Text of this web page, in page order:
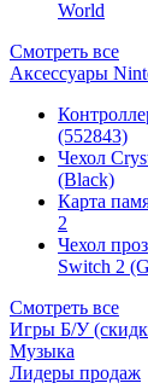
World
Смотреть все
Аксессуары
(552843)
Чехол
(Black)
Карта
2
Чехол
Switch 2
Смотреть все
Игры Б/У
Музыка
Лидеры продаж